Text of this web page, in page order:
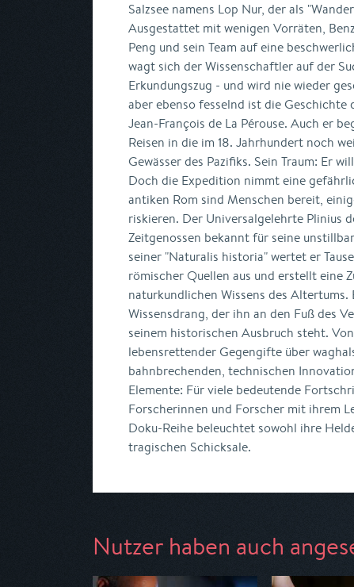
Salzsee namens Lop Nur, der als
Ausgestattet mit wenigen Vorräten,
Peng und sein Team auf eine
wagt sich der Wissenschaftler auf der
Erkundungszug - und wird nie wieder
aber ebenso fesselnd ist die Geschichte
Jean-François de La Pérouse. Auch er
Reisen in die im 18. Jahrhundert noch
Gewässer des Pazifiks. Sein Traum: Er
Doch die Expedition nimmt eine
antiken Rom sind Menschen bereit,
riskieren. Der Universalgelehrte Plinius
Zeitgenossen bekannt für seine
seiner "Naturalis historia" wertet er
römischer Quellen aus und erstellt eine
naturkundlichen Wissens des Altertums.
Wissensdrang, der ihn an den Fuß des
seinem historischen Ausbruch steht.
lebensrettender Gegengifte über
bahnbrechenden, technischen
Elemente: Für viele bedeutende
Forscherinnen und Forscher mit ihrem
Doku-Reihe beleuchtet sowohl ihre
tragischen Schicksale.
Nutzer haben auch